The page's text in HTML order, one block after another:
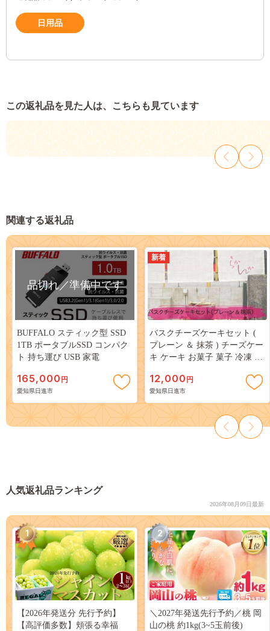
日用品
この返礼品を見た人は、こちらも見ています
関連する返礼品
品切れ／準備中です
BUFFALO スティック型 SSD
1TB ポータブルSSD コンパク
ト 持ち運び USB 家電
165,000 円
愛知県日進市
新着
バスクチーズケーキセット (
プレーン ＆ 抹茶 ) チーズケー
キ ケーキ お菓子 菓子 冷凍 愛
12,000 円
愛知県日進市
人気返礼品ランキング
2026年08月09日最新
1
【2026年発送分 先行予約】
【高評価多数】頬張る幸福
2
＼2027年発送先行予約／桃 岡
山の桃 約1kg(3~5玉前後)